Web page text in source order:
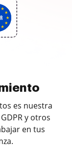
es nuestra
y otros
en tus